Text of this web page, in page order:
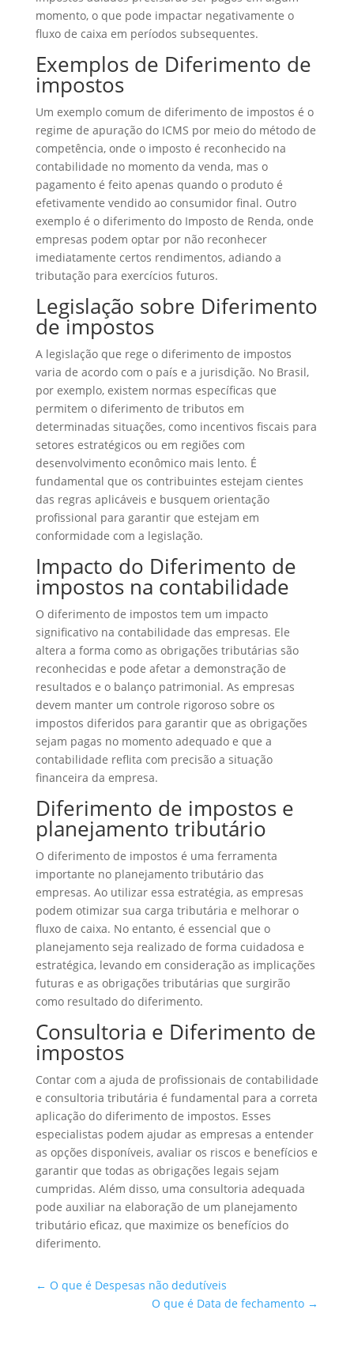
momento, o que pode impactar negativamente o
fluxo de caixa em períodos subsequentes.
Exemplos de Diferimento de
impostos
Um exemplo comum de diferimento de impostos é o
regime de apuração do ICMS por meio do método de
competência, onde o imposto é reconhecido na
contabilidade no momento da venda, mas o
pagamento é feito apenas quando o produto é
efetivamente vendido ao consumidor final. Outro
exemplo é o diferimento do Imposto de Renda, onde
empresas podem optar por não reconhecer
imediatamente certos rendimentos, adiando a
tributação para exercícios futuros.
Legislação sobre Diferimento
de impostos
A legislação que rege o diferimento de impostos
varia de acordo com o país e a jurisdição. No Brasil,
por exemplo, existem normas específicas que
permitem o diferimento de tributos em
determinadas situações, como incentivos fiscais para
setores estratégicos ou em regiões com
desenvolvimento econômico mais lento. É
fundamental que os contribuintes estejam cientes
das regras aplicáveis e busquem orientação
profissional para garantir que estejam em
conformidade com a legislação.
Impacto do Diferimento de
impostos na contabilidade
O diferimento de impostos tem um impacto
significativo na contabilidade das empresas. Ele
altera a forma como as obrigações tributárias são
reconhecidas e pode afetar a demonstração de
resultados e o balanço patrimonial. As empresas
devem manter um controle rigoroso sobre os
impostos diferidos para garantir que as obrigações
sejam pagas no momento adequado e que a
contabilidade reflita com precisão a situação
financeira da empresa.
Diferimento de impostos e
planejamento tributário
O diferimento de impostos é uma ferramenta
importante no planejamento tributário das
empresas. Ao utilizar essa estratégia, as empresas
podem otimizar sua carga tributária e melhorar o
fluxo de caixa. No entanto, é essencial que o
planejamento seja realizado de forma cuidadosa e
estratégica, levando em consideração as implicações
futuras e as obrigações tributárias que surgirão
como resultado do diferimento.
Consultoria e Diferimento de
impostos
Contar com a ajuda de profissionais de contabilidade
e consultoria tributária é fundamental para a correta
aplicação do diferimento de impostos. Esses
especialistas podem ajudar as empresas a entender
as opções disponíveis, avaliar os riscos e benefícios e
garantir que todas as obrigações legais sejam
cumpridas. Além disso, uma consultoria adequada
pode auxiliar na elaboração de um planejamento
tributário eficaz, que maximize os benefícios do
diferimento.
← O que é Despesas não dedutíveis
O que é Data de fechamento →